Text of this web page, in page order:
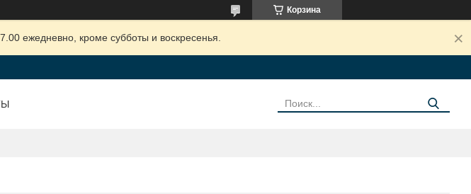
Корзина
ежедневно, кроме субботы и воскресенья.